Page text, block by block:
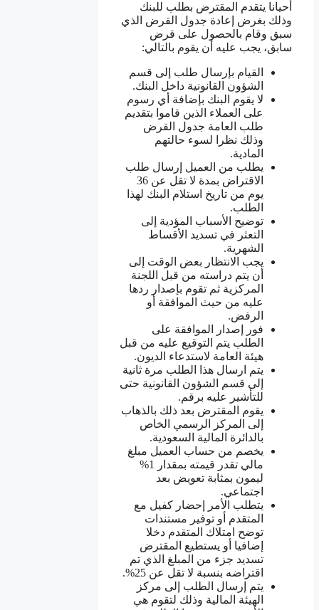
أحيانا يتقدم المقترض بطلب للبنك
وذلك بغرض إعادة جدول القرض الذي
سبق وقام بالحصول على قرض
سابق، يجب عليه أن يقوم بالتالي:
القيام بإرسال طلب إلى قسم
الشؤون القانونية داخل البنك.
لا يقوم البنك بإضافة أي رسوم
على العملاء الذين قاموا بتقديم
طلب العامة جدول القرض
وذلك نظرا لسوء حالتهم
المادية.
يطلب من العميل إرسال طلب
الاقتراض بمدة لا تقل عن 36
يوم من تاريخ استلام البنك لهذا
الطلب.
توضيح الأسباب المؤدية إلى
التعثر في تسديد الأقساط
الشهرية.
يجب الانتظار بعض الوقت إلى
أن يتم دراسته من قبل اللجنة
المركزية ثم تقوم بإصدار ردها
عليه من حيث الموافقة أو
الرفض.
فور إصدار الموافقة على
الطلب يتم التوقيع عليه من قبل
هيئة العامة لاستدعاء الديون.
يتم ارسال هذا الطلب مرة ثانية
إلى قسم الشؤون القانونية حتى
للتأشير عليه برقم.
يقوم المقترض بعد ذلك بالذهاب
إلى المركز الرسمي الخاص
بالدائرة المالية السعودية.
يخصم من حساب العميل مبلغ
مالي تقدر قيمته بمقدار 1%
ليمون بمثابة تعويض بعد
اجتماعي.
يتطلب الأمر إحضار كفيل مع
المتقدم أو توفير مستندات
توضح امتلاك المتقدم دخلا
إضافيا أو يستطيع المقترض
تسديد جزء من المبلغ الذي تم
اقتراضه بنسبة لا تقل عن 25%.
يتم إرسال الطلب إلى مركز
الهيئة المالية وذلك لتقوم هي